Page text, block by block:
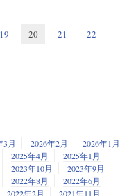
19 20 21
22
3月 2026年2月
2026年1月
2025年4月
2025年1月
2023年10月
2023年9月
2022年8月
2022年6月
2022年2月 2021年11月